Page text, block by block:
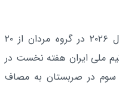
مرحله مقدماتی لیگ ملت‌های والیبال ۲۰۲۶ در گروه مردان از ۲۰
که تیم ملی ایران هفته نخست در
سوم در صربستان به مصاف